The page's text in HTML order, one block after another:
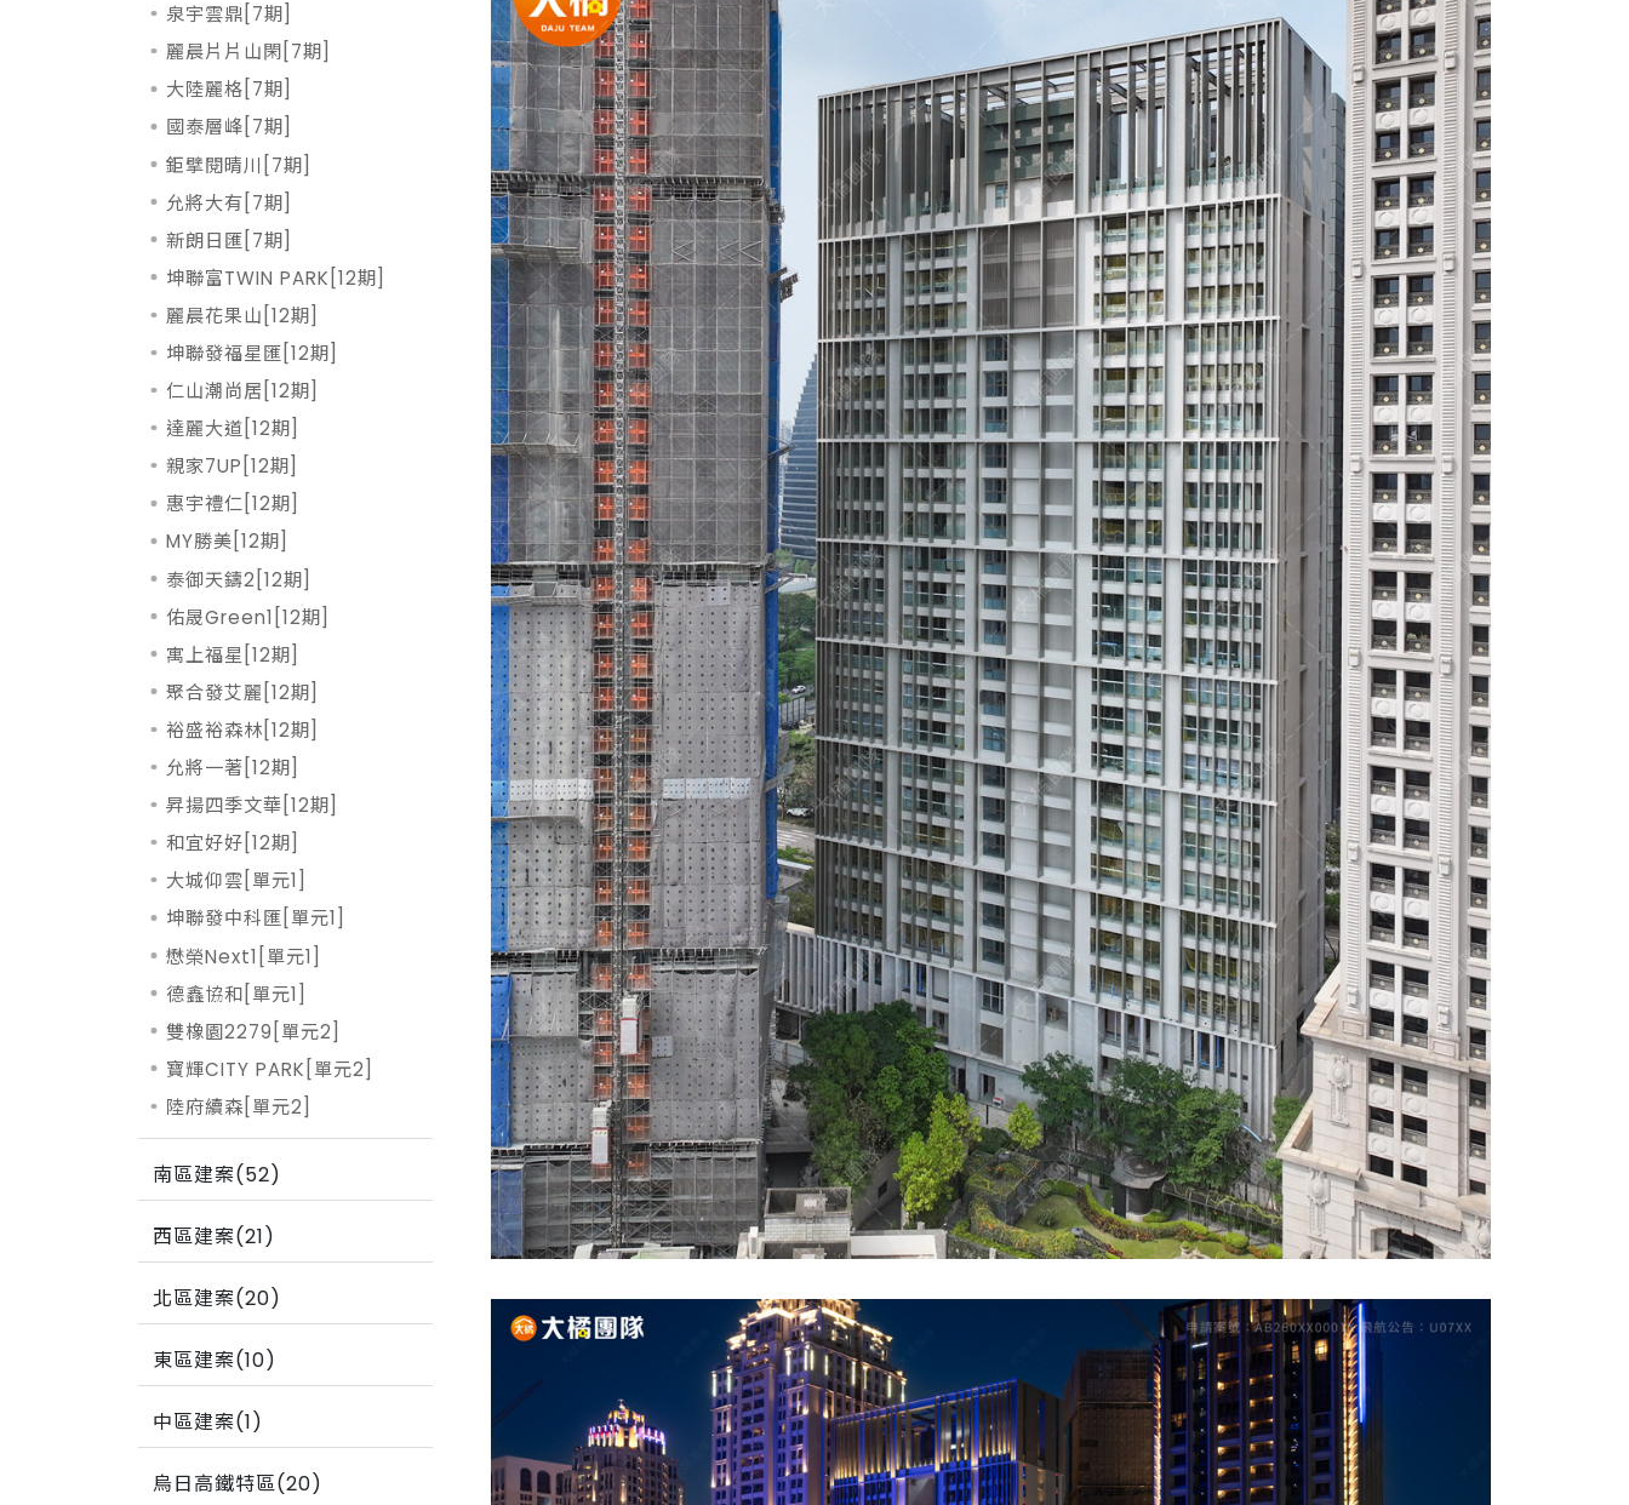
泉宇雲鼎[7期]
麗晨片片山閑[7期]
大陸麗格[7期]
國泰層峰[7期]
鉅擘閱晴川[7期]
允將大有[7期]
新朗日匯[7期]
坤聯富TWIN PARK[12期]
麗晨花果山[12期]
坤聯發福星匯[12期]
仁山潮尚居[12期]
達麗大道[12期]
親家7UP[12期]
惠宇禮仁[12期]
MY勝美[12期]
泰御天鑄2[12期]
佑晟Green1[12期]
寓上福星[12期]
聚合發艾麗[12期]
裕盛裕森林[12期]
允將一著[12期]
昇揚四季文華[12期]
和宜好好[12期]
大城仰雲[單元1]
坤聯發中科匯[單元1]
懋榮Next1[單元1]
德鑫協和[單元1]
雙橡園2279[單元2]
寶輝CITY PARK[單元2]
陸府續森[單元2]
南區建案(52)
西區建案(21)
北區建案(20)
東區建案(10)
中區建案(1)
烏日高鐵特區(20)